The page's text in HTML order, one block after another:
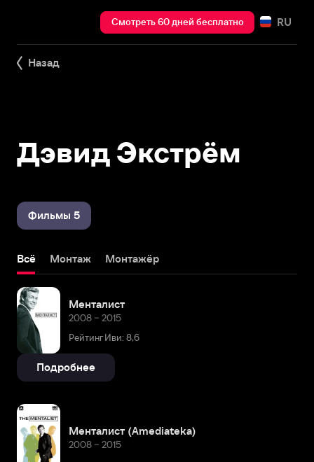
Смотреть 60 дней бесплатно RU
Назад
Дэвид Экстрём
Фильмы 5
Всё Монтаж Монтажёр
Менталист
2008 – 2015
Рейтинг Иви: 8,6
Подробнее
Менталист (Amediateka)
2008 – 2015